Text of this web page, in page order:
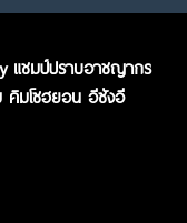
แชมป์ปราบอาชญากร
คิมโซฮยอน อีซังอี